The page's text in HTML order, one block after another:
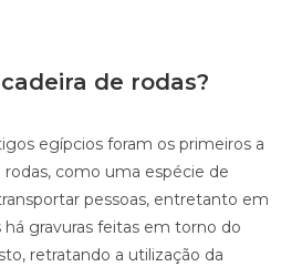
de rodas?
egípcios foram os primeiros a
como uma espécie de
pessoas, entretanto em
gravuras feitas em torno do
retratando a utilização da